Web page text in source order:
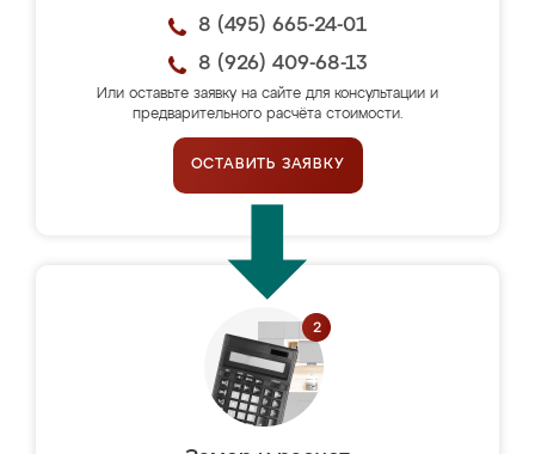
8 (495) 665-24-01
8 (926) 409-68-13
Или оставьте заявку на сайте для консультации и
предварительного расчёта стоимости.
ОСТАВИТЬ ЗАЯВКУ